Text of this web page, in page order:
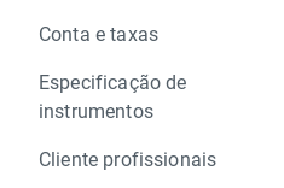
Conta e taxas
Especificação de
instrumentos
Cliente profissionais